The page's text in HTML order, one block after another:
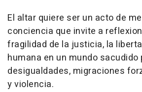
El altar quiere ser un acto de
conciencia que invite a
fragilidad de la justicia, la
humana en un mundo sacudido
desigualdades, migraciones
y violencia.